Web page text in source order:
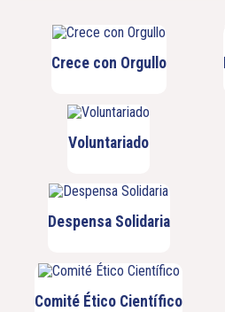
Crece con Orgullo
Voluntariado
Despensa Solidaria
Comité Ético Científico